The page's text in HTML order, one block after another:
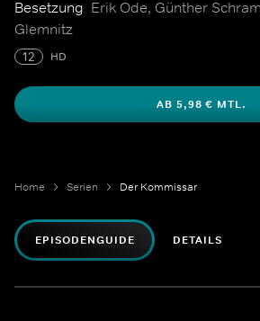
Besetzung Erik Ode, Günther
Glemnitz
12 HD
AB 5,98 € MTL.
Home Serien Der Kommissar
EPISODENGUIDE DETAILS